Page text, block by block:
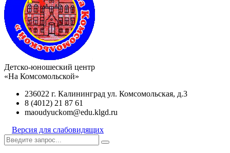
Детско-юношеский центр
«На Комсомольской»
236022 г. Калининград ул. Комсомольская, д.3
8 (4012) 21 87 61
maoudyuckom@edu.klgd.ru
Версия для слабовидящих